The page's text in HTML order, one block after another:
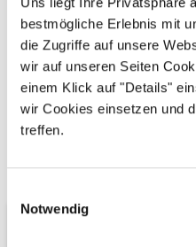
bestmögliche Erlebnis mit
die Zugriffe auf unsere
wir auf unseren Seiten
einem Klick auf "Details"
wir Cookies einsetzen und
treffen.
Notwendig
Wir fördern